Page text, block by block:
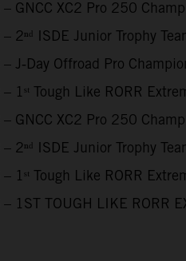
– GNCC XC2 Pro 250
– 2ⁿᵈ ISDE Junior Trophy
– J‑Day Offroad Pro
– 1ˢᵗ Tough Like RORR
– GNCC XC2 Pro 250
– 2ⁿᵈ ISDE Junior Trophy
– 1ˢᵗ Tough Like RORR
– 1ST TOUGH LIKE RORR